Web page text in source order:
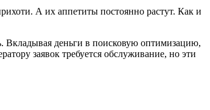
А их аппетиты постоянно растут. Как и
Вкладывая деньги в поисковую оптимизацию,
заявок требуется обслуживание, но эти